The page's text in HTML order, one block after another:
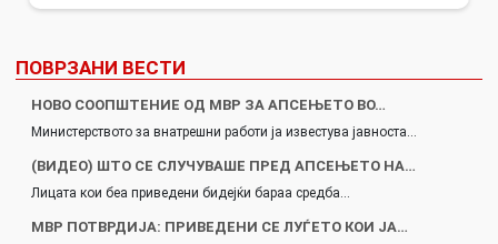
ПОВРЗАНИ ВЕСТИ
НОВО СООПШТЕНИЕ ОД МВР ЗА АПСЕЊЕТО ВО…
Министерството за внатрешни работи ја известува јавноста…
(ВИДЕО) ШТО СЕ СЛУЧУВАШЕ ПРЕД АПСЕЊЕТО НА…
Лицата кои беа приведени бидејќи бараа средба…
МВР ПОТВРДИЈА: ПРИВЕДЕНИ СЕ ЛУЃЕТО КОИ ЈА…